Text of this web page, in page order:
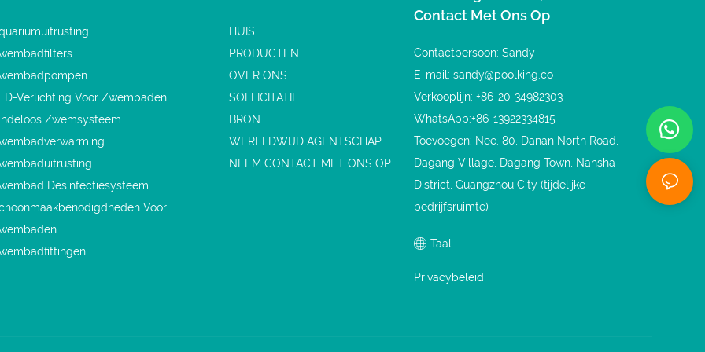
Verlichting Voor Zwembaden
Zwemsysteem
Desinfectiesysteem
Voor
HUIS
PRODUCTEN
OVER ONS
SOLLICITATIE
BRON
WERELDWIJD AGENTSCHAP
NEEM CONTACT MET ONS OP
Contact Met Ons Op
Contactpersoon: Sandy
E-mail:sandy@poolking.co
Verkooplijn: +86-20-34982303
WhatsApp:+86-13922334815
Toevoegen: Nee. 80, Danan North Road,
Dagang Village, Dagang Town, Nansha
District, Guangzhou City (tijdelijke
bedrijfsruimte)
Taal
Privacybeleid